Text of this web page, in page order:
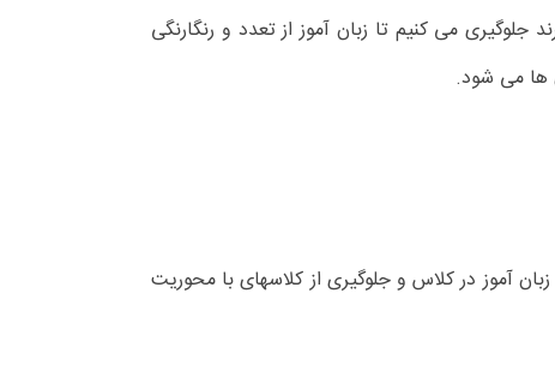
جلوگیری می کنیم تا زبان آموز از تعدد و رنگارنگی
ها می شود.
آموز در کلاس و جلوگیری از کلاسهای با محوریت